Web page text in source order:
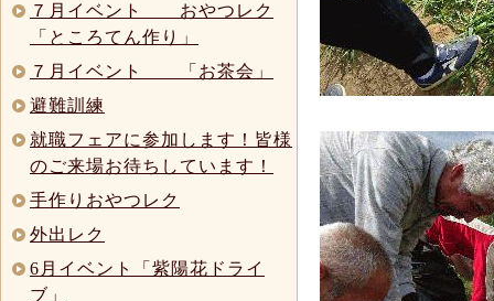
７月イベント おやつレク
「ところてん作り」
７月イベント 「お茶会」
避難訓練
就職フェアに参加します！皆様
のご来場お待ちしています！
手作りおやつレク
外出レク
6月イベント「紫陽花ドライ
ブ」